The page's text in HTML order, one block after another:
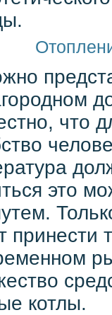
что
это
котлы.